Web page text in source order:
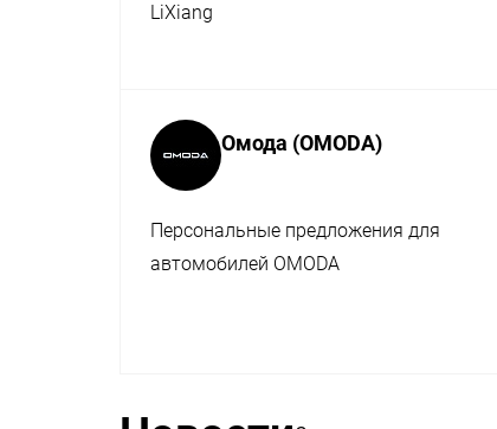
LiXiang
Омода (OMODA)
Персональные предложения для
автомобилей OMODA